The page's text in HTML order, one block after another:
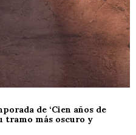
de ‘Cien años de
tramo más oscuro y